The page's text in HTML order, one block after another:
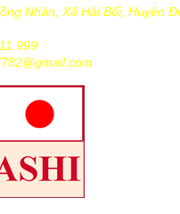
Nhân, Xã Hải Bối, Huyện
999